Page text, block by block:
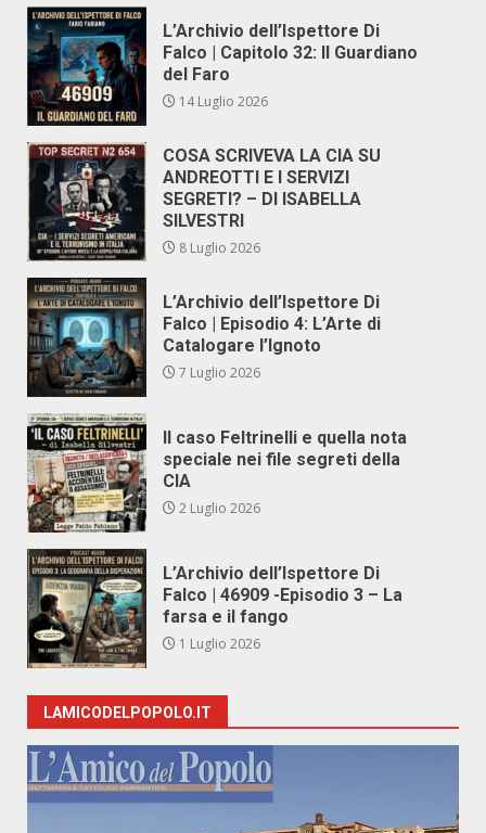
L’Archivio dell’Ispettore Di
Falco | Capitolo 32: Il Guardiano
del Faro
14 Luglio 2026
COSA SCRIVEVA LA CIA SU
ANDREOTTI E I SERVIZI
SEGRETI? – DI ISABELLA
SILVESTRI
8 Luglio 2026
L’Archivio dell’Ispettore Di
Falco | Episodio 4: L’Arte di
Catalogare l’Ignoto
7 Luglio 2026
Il caso Feltrinelli e quella nota
speciale nei file segreti della
CIA
2 Luglio 2026
L’Archivio dell’Ispettore Di
Falco | 46909 -Episodio 3 – La
farsa e il fango
1 Luglio 2026
LAMICODELPOPOLO.IT